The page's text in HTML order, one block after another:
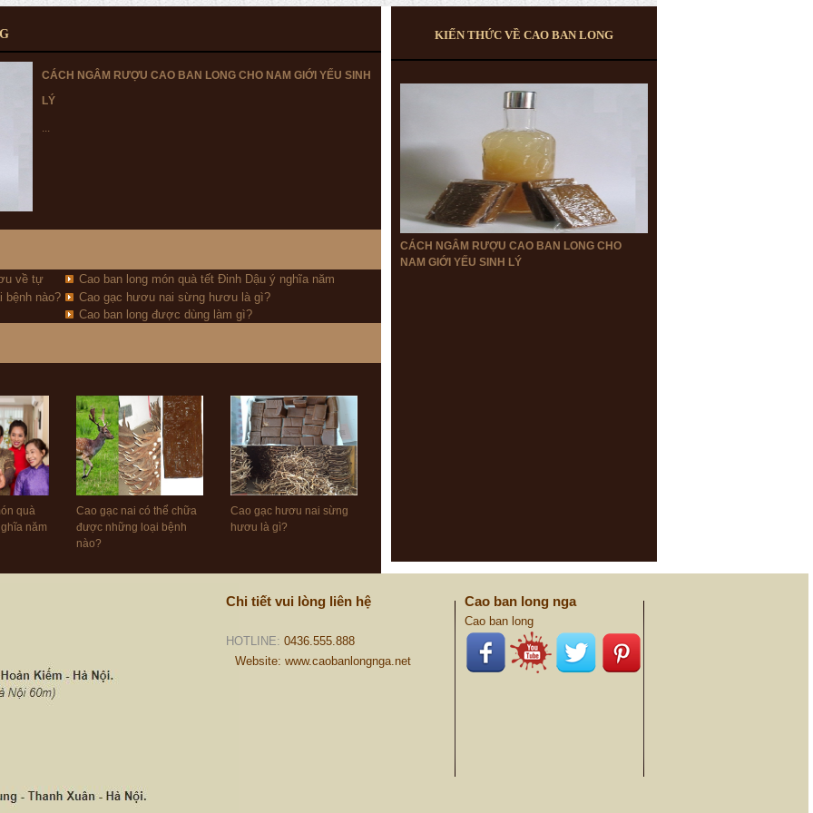
CÁCH NGÂM RƯỢU CAO BAN LONG CHO NAM GIỚI YẾU SINH
LÝ
...
về tự
Cao ban long món quà tết Đinh Dậu ý nghĩa năm
2017
bệnh nào?
Cao gạc hươu nai sừng hươu là gì?
Cao ban long được dùng làm gì?
quà
năm
Cao gạc nai có thể chữa
được những loại bệnh
nào?
Cao gạc hươu nai sừng
hươu là gì?
KIẾN THỨC VỀ CAO BAN LONG
CÁCH NGÂM RƯỢU CAO BAN LONG CHO
NAM GIỚI YẾU SINH LÝ
Chi tiết vui lòng liên hệ
HOTLINE: 0436.555.888
Website: www.caobanlongnga.net
Cao ban long nga
Cao ban long